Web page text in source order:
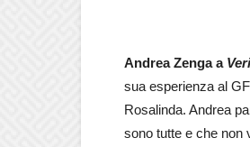
Andrea Zenga a
sua esperienza al
Rosalinda. Andrea
sono tutte e che non